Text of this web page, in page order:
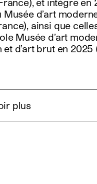
et intégre en
d’art
ainsi que
Musée d’art
d’art brut en 2025
plus